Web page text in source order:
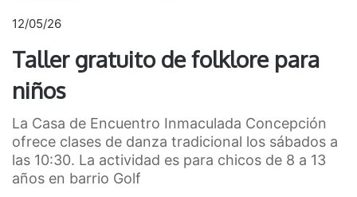
12/05/26
Taller gratuito de folklore para
niños
La Casa de Encuentro Inmaculada Concepción
ofrece clases de danza tradicional los sábados a
las 10:30. La actividad es para chicos de 8 a 13
años en barrio Golf